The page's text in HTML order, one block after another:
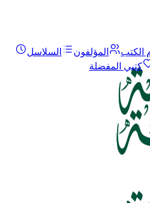
الكتب المؤلفون
السلاسل
كتبي المفضلة